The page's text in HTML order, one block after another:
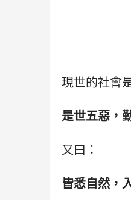
現世的社會
是世五惡，
又曰：
皆悉自然，